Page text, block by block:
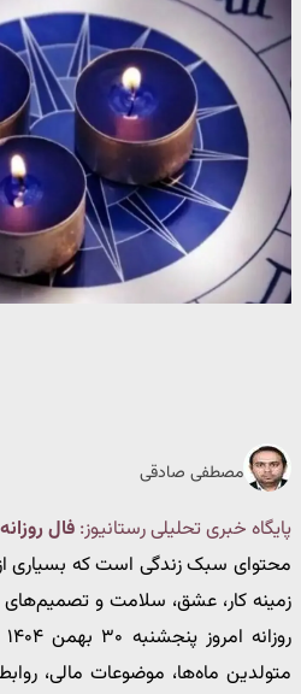
مصطفی صادقی
پایگاه خبری تحلیلی رستانیوز: فال روزانه
محتوای سبک زندگی است که بسیاری از
زمینه کار، عشق، سلامت و تصمیم‌های
متولدین ماه‌ها، موضوعات مالی،